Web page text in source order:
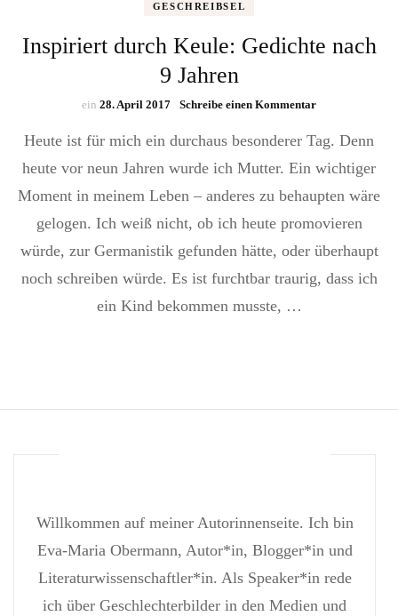
GESCHREIBSEL
Inspiriert durch Keule: Gedichte nach
9 Jahren
ein 28. April 2017 Schreibe einen Kommentarzu
durch
Gedichte
nach
Jahren
Heute ist für mich ein durchaus besonderer Tag. Denn
heute vor neun Jahren wurde ich Mutter. Ein wichtiger
Moment in meinem Leben – anderes zu behaupten wäre
gelogen. Ich weiß nicht, ob ich heute promovieren
würde, zur Germanistik gefunden hätte, oder überhaupt
noch schreiben würde. Es ist furchtbar traurig, dass ich
ein Kind bekommen musste, …
Willkommen auf meiner Autorinnenseite. Ich bin
Eva-Maria Obermann, Autor*in, Blogger*in und
Literaturwissenschaftler*in. Als Speaker*in rede
ich über Geschlechterbilder in den Medien und